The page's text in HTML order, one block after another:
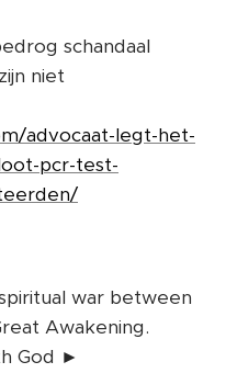
schandaal
niet
advocaat-legt-het-
pcr-test-
war between
Awakening.
God ►